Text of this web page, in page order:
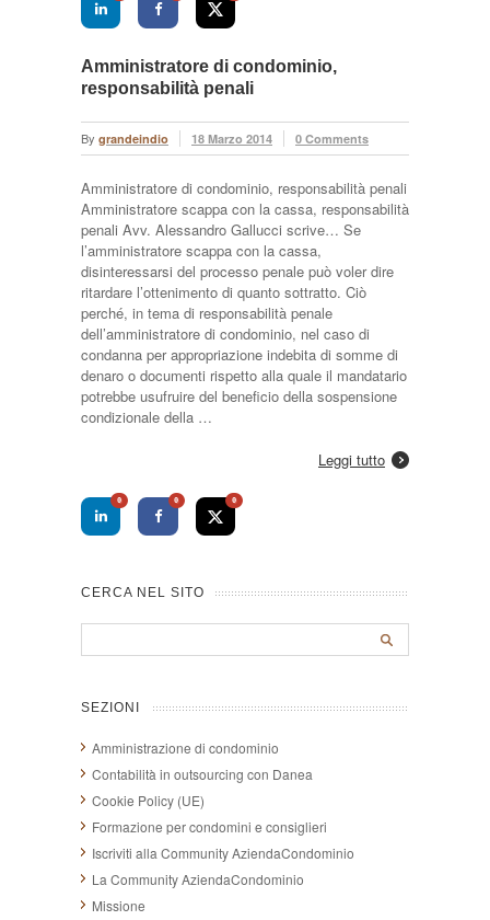
Amministratore di condominio,
responsabilità penali
By grandeindio 18 Marzo 2014 0 Comments
Amministratore di condominio, responsabilità penali
Amministratore scappa con la cassa, responsabilità
penali Avv. Alessandro Gallucci scrive… Se
l’amministratore scappa con la cassa,
disinteressarsi del processo penale può voler dire
ritardare l’ottenimento di quanto sottratto. Ciò
perché, in tema di responsabilità penale
dell’amministratore di condominio, nel caso di
condanna per appropriazione indebita di somme di
denaro o documenti rispetto alla quale il mandatario
potrebbe usufruire del beneficio della sospensione
condizionale della …
Leggi tutto
0 0 0
CERCA NEL SITO
SEZIONI
Amministrazione di condominio
Contabilità in outsourcing con Danea
Cookie Policy (UE)
Formazione per condomini e consiglieri
Iscriviti alla Community AziendaCondominio
La Community AziendaCondominio
Missione